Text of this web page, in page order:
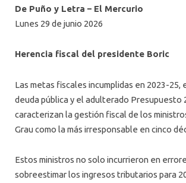
De Puño y Letra – El Mercurio
Lunes 29 de junio 2026
Herencia fiscal del presidente Boric
Las metas fiscales incumplidas en 2023-25,
deuda pública y el adulterado Presupuesto
caracterizan la gestión fiscal de los
Grau como la más irresponsable en cinco
Estos ministros no solo incurrieron en
sobreestimar los ingresos tributarios para